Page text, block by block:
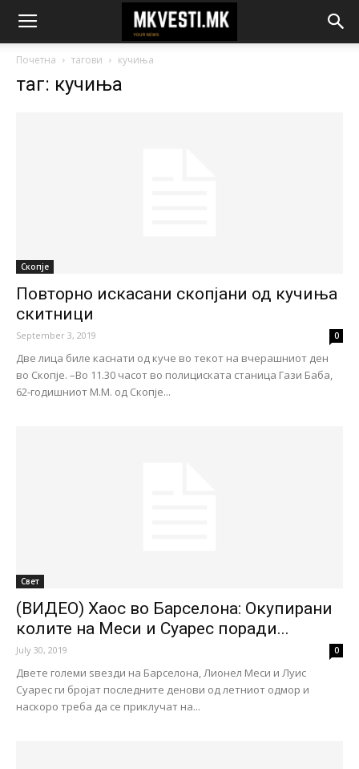
Почетна тагови кучиња
таг: кучиња
Скопје
Повторно искасани скопјани од кучиња
скитници
September 3, 2019 0
Две лица биле каснати од куче во текот на вчерашниот ден
во Скопје. –Во 11.30 часот во полициската станица Гази Баба,
62-годишниот М.М. од Скопје...
Свет
(ВИДЕО) Хаос во Барселона: Окупирани
колите на Меси и Суарес поради...
July 30, 2019 0
Двете големи ѕвезди на Барселона, Лионел Меси и Луис
Суарес ги бројат последните денови од летниот одмор и
наскоро треба да се приклучат на...